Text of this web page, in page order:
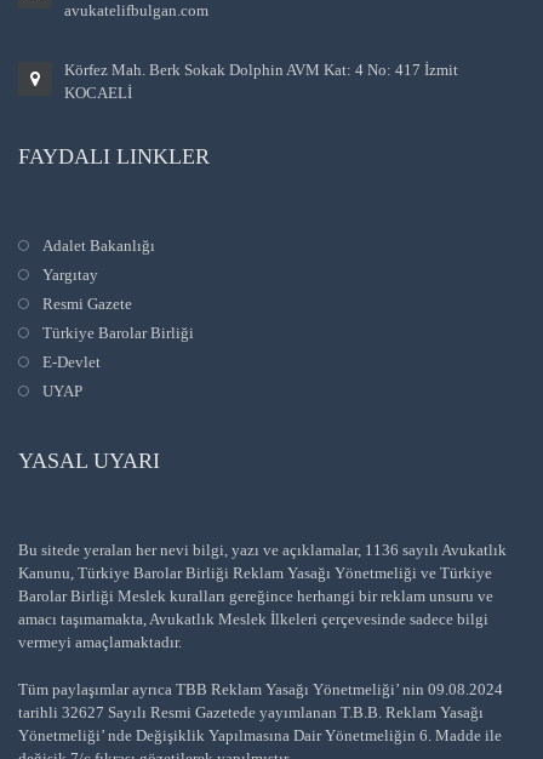
avukatelifbulgan.com
Körfez Mah. Berk Sokak Dolphin AVM Kat: 4 No: 417 İzmit
KOCAELİ
FAYDALI LINKLER
Adalet Bakanlığı
Yargıtay
Resmi Gazete
Türkiye Barolar Birliği
E-Devlet
UYAP
YASAL UYARI
Bu sitede yeralan her nevi bilgi, yazı ve açıklamalar, 1136 sayılı Avukatlık
Kanunu, Türkiye Barolar Birliği Reklam Yasağı Yönetmeliği ve Türkiye
Barolar Birliği Meslek kuralları gereğince herhangi bir reklam unsuru ve
amacı taşımamakta, Avukatlık Meslek İlkeleri çerçevesinde sadece bilgi
vermeyi amaçlamaktadır.
Tüm paylaşımlar ayrıca TBB Reklam Yasağı Yönetmeliği’ nin 09.08.2024
tarihli 32627 Sayılı Resmi Gazetede yayımlanan T.B.B. Reklam Yasağı
Yönetmeliği’ nde Değişiklik Yapılmasına Dair Yönetmeliğin 6. Madde ile